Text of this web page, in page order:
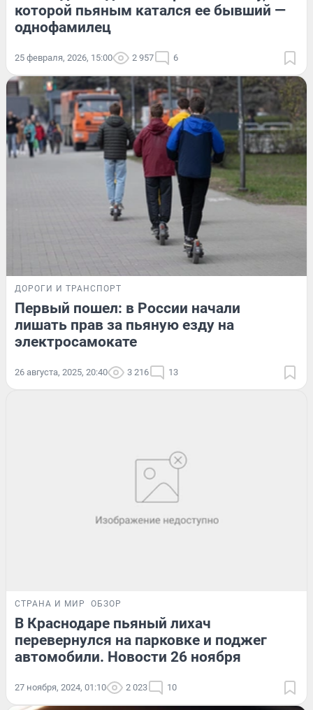
которой пьяным катался ее бывший —
однофамилец
25 февраля, 2026, 15:00 2 957 6
ДОРОГИ И ТРАНСПОРТ
Первый пошел: в России начали
лишать прав за пьяную езду на
электросамокате
26 августа, 2025, 20:40 3 216 13
СТРАНА И МИР ОБЗОР
В Краснодаре пьяный лихач
перевернулся на парковке и поджег
автомобили. Новости 26 ноября
27 ноября, 2024, 01:10 2 023 10